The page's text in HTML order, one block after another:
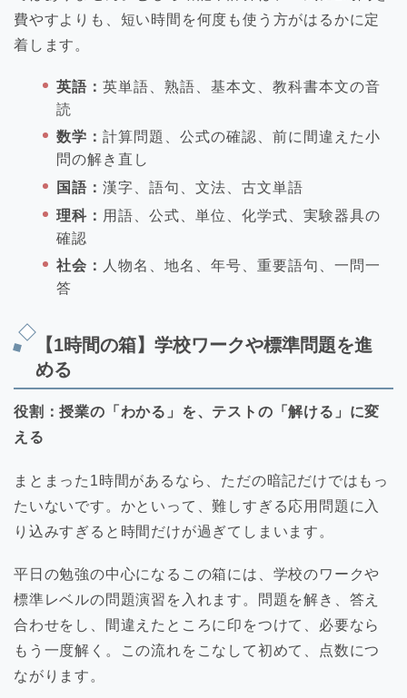
費やすよりも、短い時間を何度も使う方がはるかに定
着します。
英語：英単語、熟語、基本文、教科書本文の音
読
数学：計算問題、公式の確認、前に間違えた小
問の解き直し
国語：漢字、語句、文法、古文単語
理科： 用語、公式、単位、化学式、実験器具の
確認
社会：
人物名、地名、年号、重要語句、一問一
答
【1時間の箱】学校ワークや標準問題を進
める
役割：授業の「わかる」を、テストの「解ける」に変
える
まとまった1時間があるなら、ただの暗記だけではもっ
たいないです。かといって、難しすぎる応用問題に入
り込みすぎると時間だけが過ぎてしまいます。
平日の勉強の中心になるこの箱には、学校のワークや
標準レベルの問題演習を入れます。問題を解き、答え
合わせをし、間違えたところに印をつけて、必要なら
もう一度解く。この流れをこなして初めて、点数につ
ながります。